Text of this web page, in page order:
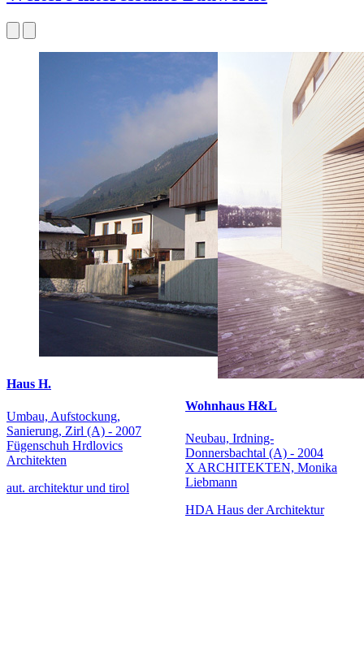
Haus H.
Umbau, Aufstockung,
Sanierung, Zirl (A) - 2007
Fügenschuh Hrdlovics
Architekten
aut. architektur und tirol
Wohnhaus H&L
Neubau, Irdning-
Donnersbachtal (A) - 2004
X ARCHITEKTEN, Monika
Liebmann
HDA Haus der Architektur